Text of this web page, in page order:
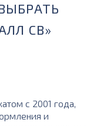
СВ»
с 2001 года,
и